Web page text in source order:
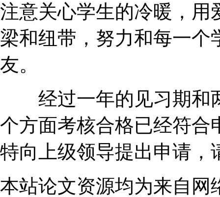
注意关心学生的冷暖，用
梁和纽带，努力和每一个
友。
经过一年的见习期和
个方面考核合格已经符合
特向上级领导提出申请，
本站论文资源均为来自网